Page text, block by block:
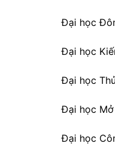
Đại học
Đại học
Đại học
Đại học Mở
Đại học